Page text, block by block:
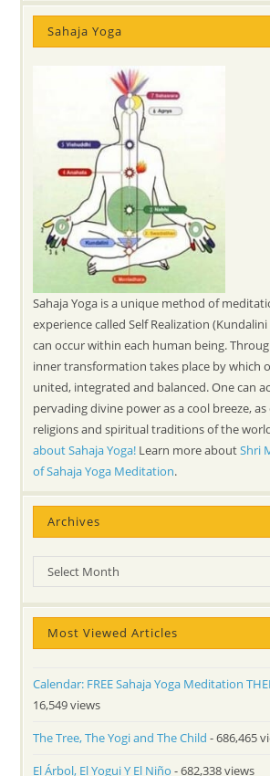
Sahaja Yoga
Sahaja Yoga is a unique method of
experience called Self Realization
can occur within each human being.
inner transformation takes place by which
united, integrated and balanced. One can
pervading divine power as a cool breeze,
religions and spiritual traditions of the
about Sahaja Yoga! Learn more aboutShri
of Sahaja Yoga Meditation.
Archives
Archives
Select Month
Most Viewed Articles
Calendar: FREE Sahaja Yoga Meditation
16,549 views
The Tree, The Yogi and The Child - 686,465
El Árbol, El Yogui Y El Niño - 682,338 views